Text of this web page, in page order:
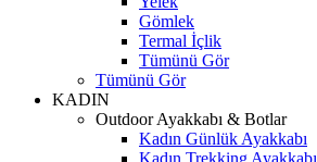
Gömlek
Termal İçlik
Tümünü Gör
Tümünü Gör
KADIN
Outdoor Ayakkabı & Botlar
Kadın Günlük Ayakkabı
Kadın Trekking Ayakkabı